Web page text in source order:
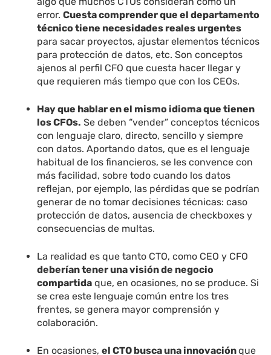
error.Cuesta comprender que el departamento
técnico tiene necesidades reales urgentes
para sacar proyectos, ajustar elementos técnicos
para protección de datos, etc. Son conceptos
ajenos al perfil CFO que cuesta hacer llegar y
que requieren más tiempo que con los CEOs.
Hay que hablar en el mismo idioma que tienen
los CFOs. Se deben “vender” conceptos técnicos
con lenguaje claro, directo, sencillo y siempre
con datos. Aportando datos, que es el lenguaje
habitual de los financieros, se les convence con
más facilidad, sobre todo cuando los datos
reflejan, por ejemplo, las pérdidas que se podrían
generar de no tomar decisiones técnicas: caso
protección de datos, ausencia de checkboxes y
consecuencias de multas.
La realidad es que tanto CTO, como CEO y CFO
deberían tener una visión de negocio
compartida que, en ocasiones, no se produce. Si
se crea este lenguaje común entre los tres
frentes, se genera mayor comprensión y
colaboración.
En ocasiones,el CTO busca una innovaciónque